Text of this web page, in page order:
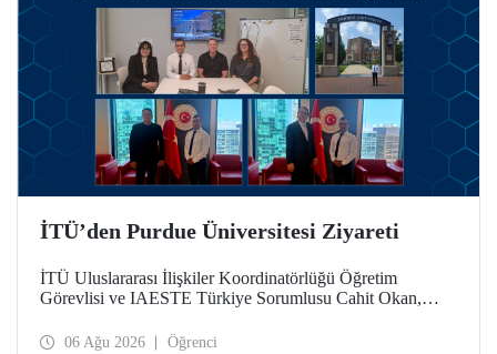
İTÜ’den Purdue Üniversitesi Ziyareti
İTÜ Uluslararası İlişkiler Koordinatörlüğü Öğretim
Görevlisi ve IAESTE Türkiye Sorumlusu Cahit Okan,
Temmuz tarihlerinde ABD’de dünyanın önde gelen
06 Ağu 2026 Öğrenci